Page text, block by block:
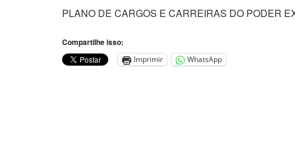
PLANO DE CARGOS E CARREIRAS DO PODER
Compartilhe isso:
Imprimir WhatsApp